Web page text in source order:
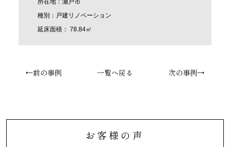
所在地：瀬戸市
種別：戸建リノベーション
延床面積： 78.84㎡
←前の事例 一覧へ戻る 次の事例→
お客様の声